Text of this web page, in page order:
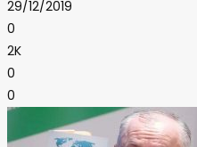
29/12/2019
0
2K
0
0